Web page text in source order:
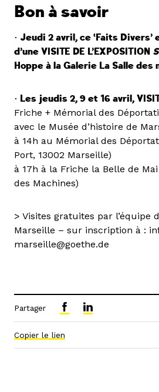
Bon à savoir
• Jeudi 2 avril, ce ‘Faits Divers’
d’une VISITE DE L’EXPOSITION
Hoppe à la Galerie La Salle des
• Les jeudis 2, 9 et 16 avril,
Friche + Mémorial des
avec le Musée d’histoire de
à 14h au Mémorial des
Port, 13002 Marseille)
à 17h à la Friche la Belle de
des Machines)
> Visites gratuites par l’équipe
Marseille – sur inscription à :
marseille@goethe.de
Partager
Copier le lien